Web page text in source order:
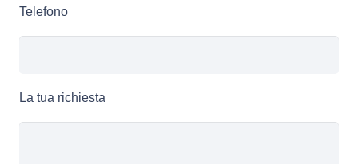
Telefono
La tua richiesta